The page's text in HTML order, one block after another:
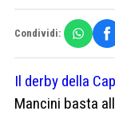
Condividi:
Il derby della
Mancini basta